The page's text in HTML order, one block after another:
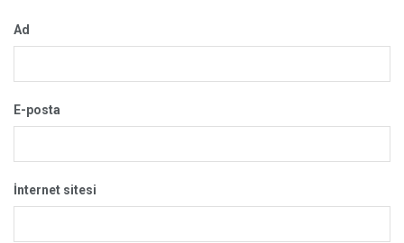
Ad
E-posta
İnternet sitesi